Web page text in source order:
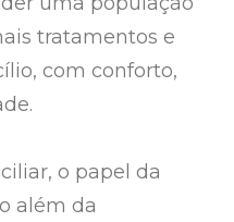
tratamentos e
com conforto,
o papel da
além da